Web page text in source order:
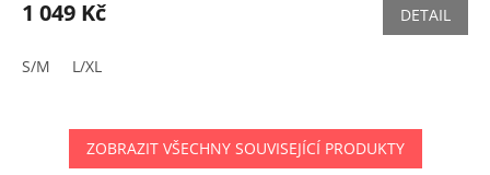
1 049 Kč DETAIL
S/M L/XL
ZOBRAZIT VŠECHNY SOUVISEJÍCÍ PRODUKTY